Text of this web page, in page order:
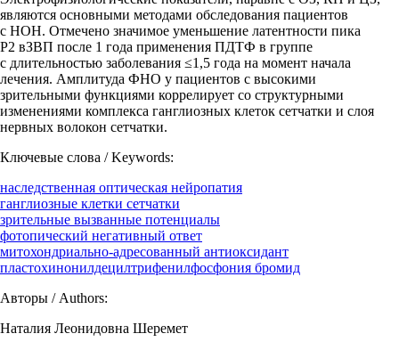
являются основными методами обследования пациентов
с НОН. Отмечено значимое уменьшение латентности пика
Р2 вЗВП после 1 года применения ПДТФ в группе
с длительностью заболевания ≤1,5 года на момент начала
лечения. Амплитуда ФНО у пациентов с высокими
зрительными функциями коррелирует со структурными
изменениями комплекса ганглиозных клеток сетчатки и слоя
нервных волокон сетчатки.
Ключевые слова / Keywords:
наследственная оптическая нейропатия
ганглиозные клетки сетчатки
зрительные вызванные потенциалы
фотопический негативный ответ
митохондриально-адресованный антиоксидант
пластохинонилдецилтрифенилфосфония бромид
Авторы / Authors:
Наталия Леонидовна Шеремет